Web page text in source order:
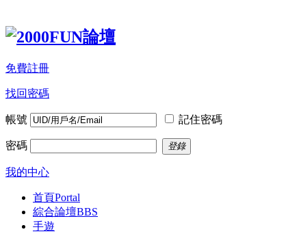
免費註冊
找回密碼
帳號 記住密碼
密碼 登錄
我的中心
首頁Portal
綜合論壇BBS
手遊